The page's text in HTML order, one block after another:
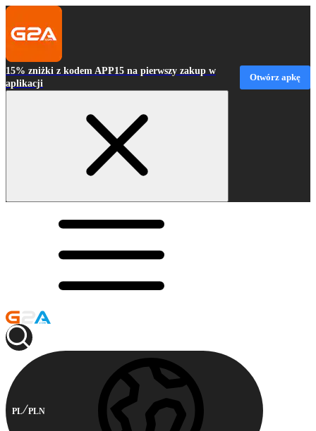
15% zniżki z kodem APP15 na pierwszy zakup w
aplikacji
Otwórz apkę
PL PLN